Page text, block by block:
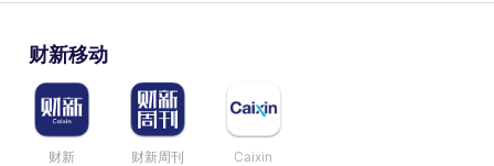
财新移动
财新 财新周刊 Caixin